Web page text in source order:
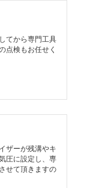
てから専門工具
点検もお任せく
ザーが残溝やキ
圧に設定し、専
せて頂きますの